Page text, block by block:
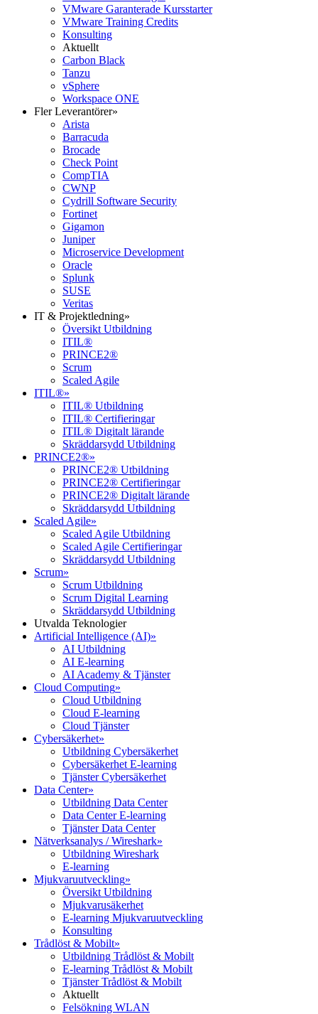
VMware Garanterade Kursstarter
VMware Training Credits
Konsulting
Aktuellt
Carbon Black
Tanzu
vSphere
Workspace ONE
Fler Leverantörer»
Arista
Barracuda
Brocade
Check Point
CompTIA
CWNP
Cydrill Software Security
Fortinet
Gigamon
Juniper
Microservice Development
Oracle
Splunk
SUSE
Veritas
IT & Projektledning»
Översikt Utbildning
ITIL®
PRINCE2®
Scrum
Scaled Agile
ITIL®»
ITIL® Utbildning
ITIL® Certifieringar
ITIL® Digitalt lärande
Skräddarsydd Utbildning
PRINCE2®»
PRINCE2® Utbildning
PRINCE2® Certifieringar
PRINCE2® Digitalt lärande
Skräddarsydd Utbildning
Scaled Agile»
Scaled Agile Utbildning
Scaled Agile Certifieringar
Skräddarsydd Utbildning
Scrum»
Scrum Utbildning
Scrum Digital Learning
Skräddarsydd Utbildning
Utvalda Teknologier
Artificial Intelligence (AI)»
AI Utbildning
AI E-learning
AI Academy & Tjänster
Cloud Computing»
Cloud Utbildning
Cloud E-learning
Cloud Tjänster
Cybersäkerhet»
Utbildning Cybersäkerhet
Cybersäkerhet E-learning
Tjänster Cybersäkerhet
Data Center»
Utbildning Data Center
Data Center E-learning
Tjänster Data Center
Nätverksanalys / Wireshark»
Utbildning Wireshark
E-learning
Mjukvaruutveckling»
Översikt Utbildning
Mjukvarusäkerhet
E-learning Mjukvaruutveckling
Konsulting
Trådlöst & Mobilt»
Utbildning Trådlöst & Mobilt
E-learning Trådlöst & Mobilt
Tjänster Trådlöst & Mobilt
Aktuellt
Felsökning WLAN